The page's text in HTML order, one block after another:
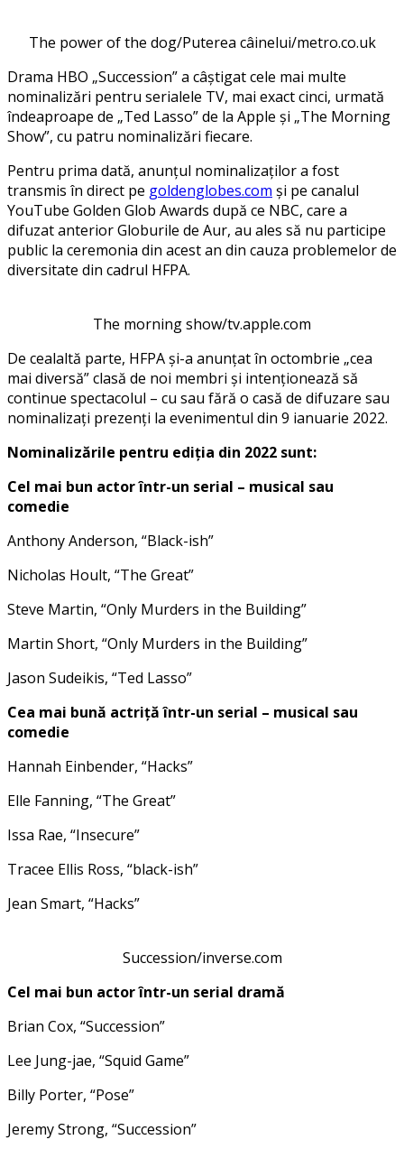
The power of the dog/Puterea câinelui/metro.co.uk
Drama HBO „Succession” a câștigat cele mai multe
nominalizări pentru serialele TV, mai exact cinci, urmată
îndeaproape de „Ted Lasso” de la Apple și „The Morning
Show”, cu patru nominalizări fiecare.
Pentru prima dată, anunțul nominalizaților a fost
transmis în direct pe goldenglobes.com și pe canalul
YouTube Golden Glob Awards după ce NBC, care a
difuzat anterior Globurile de Aur, au ales să nu participe
public la ceremonia din acest an din cauza problemelor de
diversitate din cadrul HFPA.
The morning show/tv.apple.com
De cealaltă parte, HFPA și-a anunțat în octombrie „cea
mai diversă” clasă de noi membri și intenționează să
continue spectacolul – cu sau fără o casă de difuzare sau
nominalizați prezenți la evenimentul din 9 ianuarie 2022.
Nominalizările pentru ediția din 2022 sunt:
Cel mai bun actor într-un serial – musical sau
comedie
Anthony Anderson, “Black-ish”
Nicholas Hoult, “The Great”
Steve Martin, “Only Murders in the Building”
Martin Short, “Only Murders in the Building”
Jason Sudeikis, “Ted Lasso”
Cea mai bună actriță într-un serial – musical sau
comedie
Hannah Einbender, “Hacks”
Elle Fanning, “The Great”
Issa Rae, “Insecure”
Tracee Ellis Ross, “black-ish”
Jean Smart, “Hacks”
Succession/inverse.com
Cel mai bun actor într-un serial dramă
Brian Cox, “Succession”
Lee Jung-jae, “Squid Game”
Billy Porter, “Pose”
Jeremy Strong, “Succession”